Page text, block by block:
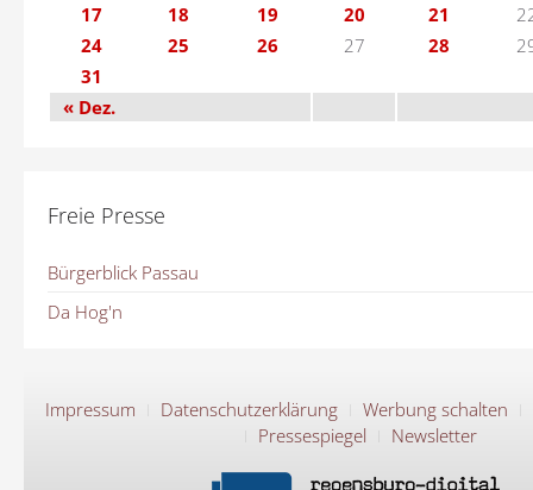
17
18 19 20 21
24
25 26 27 28
31
« Dez.
Freie Presse
Bürgerblick Passau
Da Hog'n
Impressum Datenschutzerklärung
Werbung schalten
Pressespiegel
Newsletter